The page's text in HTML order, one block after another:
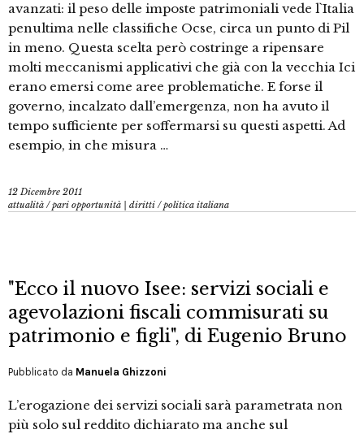
avanzati: il peso delle imposte patrimoniali vede l`Italia
penultima nelle classifiche Ocse, circa un punto di Pil
in meno. Questa scelta però costringe a ripensare
molti meccanismi applicativi che già con la vecchia Ici
erano emersi come aree problematiche. E forse il
governo, incalzato dall’emergenza, non ha avuto il
tempo sufficiente per soffermarsi su questi aspetti. Ad
esempio, in che misura …
12 Dicembre 2011
attualità /pari opportunità | diritti /politica italiana
"Ecco il nuovo Isee: servizi sociali e
agevolazioni fiscali commisurati su
patrimonio e figli", di Eugenio Bruno
Pubblicato da Manuela Ghizzoni
L’erogazione dei servizi sociali sarà parametrata non
più solo sul reddito dichiarato ma anche sul